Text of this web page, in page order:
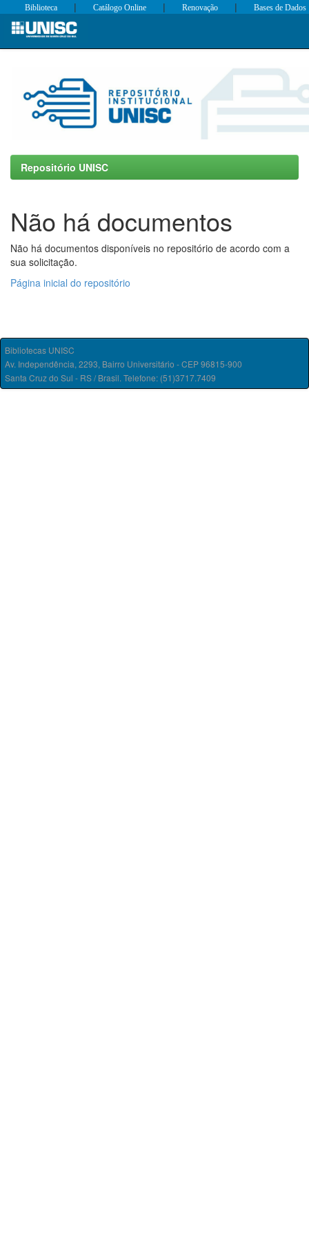
Skip
Biblioteca | Catálogo Online | Renovação | Bases de Dados
Repositório UNISC
Não há documentos
Não há documentos disponíveis no repositório de acordo com a
sua solicitação.
Página inicial do repositório
Bibliotecas UNISC
Av. Independência, 2293, Bairro Universitário - CEP 96815-900
Santa Cruz do Sul - RS / Brasil. Telefone: (51)3717.7409